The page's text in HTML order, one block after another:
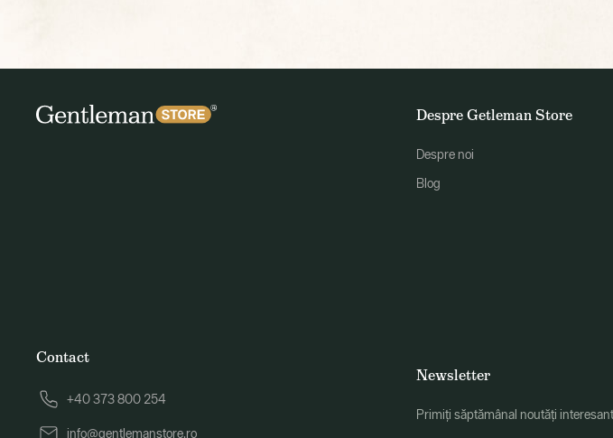
Despre Getleman Store
Despre noi
Blog
Newsletter
Primiți săptămânal noutăți
Contact
+40 373 800 254
info@gentlemanstore.ro